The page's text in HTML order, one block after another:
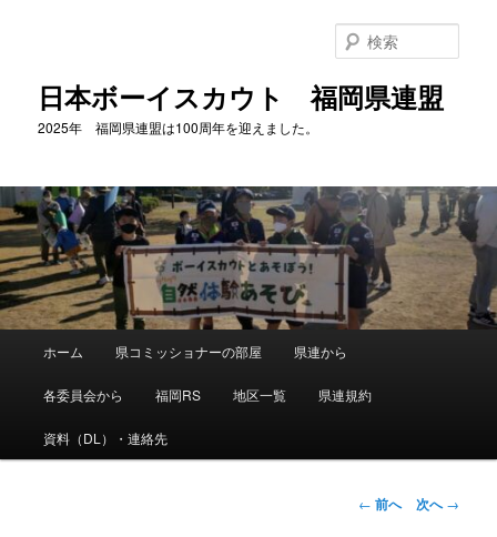
へ
移
動
日本ボーイスカウト 福岡県連盟
2025年 福岡県連盟は100周年を迎えました。
索
ュ
ホーム 県コミッショナーの部屋 県連から
各委員会から 福岡RS 地区一覧 県連規約
資料（DL）・連絡先
投
← 前へ 次へ→